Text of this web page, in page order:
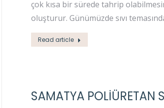
çok kısa bir sürede tahrip
oluşturur. Günümüzde sıvı
Read article
SAMATYA POLIÜRETAN